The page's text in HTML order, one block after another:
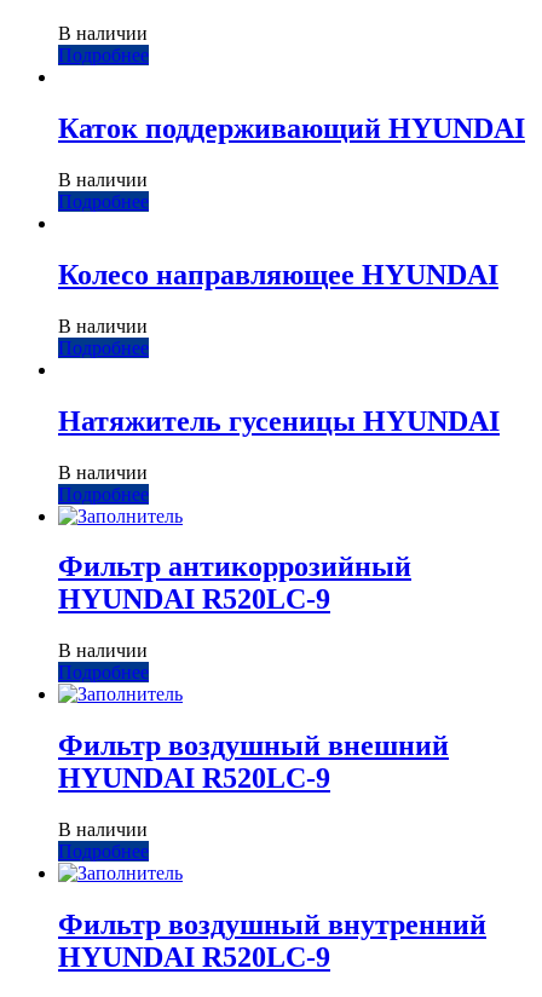
В наличии
Подробнее
Каток поддерживающий HYUNDAI
В наличии
Подробнее
Колесо направляющее HYUNDAI
В наличии
Подробнее
Натяжитель гусеницы HYUNDAI
В наличии
Подробнее
Фильтр антикоррозийный
HYUNDAI R520LC-9
В наличии
Подробнее
Фильтр воздушный внешний
HYUNDAI R520LC-9
В наличии
Подробнее
Фильтр воздушный внутренний
HYUNDAI R520LC-9